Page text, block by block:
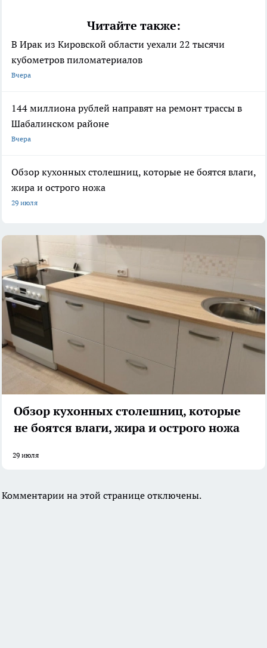
Читайте также:
В Ирак из Кировской области уехали 22 тысячи
кубометров пиломатериалов
Вчера
144 миллиона рублей направят на ремонт трассы в
Шабалинском районе
Вчера
Обзор кухонных столешниц, которые не боятся влаги,
жира и острого ножа
29 июля
Обзор кухонных столешниц, которые
не боятся влаги, жира и острого ножа
29 июля
Комментарии на этой странице отключены.